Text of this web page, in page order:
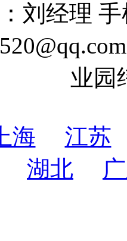
刘经理 手
业园
上海
江苏
湖北